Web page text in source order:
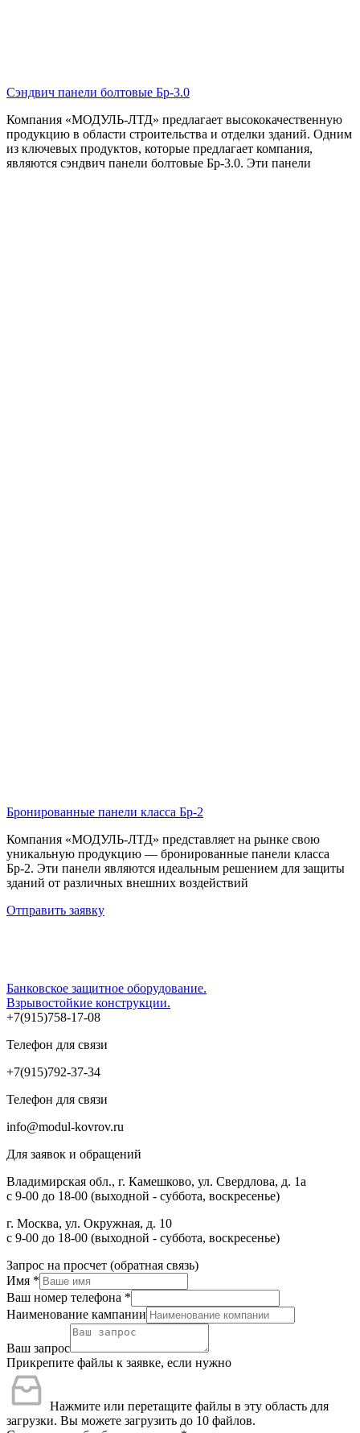
Сэндвич панели болтовые Бр-3.0
Компания «МОДУЛЬ-ЛТД» предлагает высококачественную
продукцию в области строительства и отделки зданий. Одним
из ключевых продуктов, которые предлагает компания,
являются сэндвич панели болтовые Бр-3.0. Эти панели
Бронированные панели класса Бр-2
Компания «МОДУЛЬ-ЛТД» представляет на рынке свою
уникальную продукцию — бронированные панели класса
Бр-2. Эти панели являются идеальным решением для защиты
зданий от различных внешних воздействий
Отправить заявку
Банковское защитное оборудование.
Взрывостойкие конструкции.
+7(915)758-17-08
Телефон для связи
+7(915)792-37-34
Телефон для связи
info@modul-kovrov.ru
Для заявок и обращений
Владимирская обл., г. Камешково, ул. Свердлова, д. 1а
с 9-00 до 18-00 (выходной - суббота, воскресенье)
г. Москва, ул. Окружная, д. 10
с 9-00 до 18-00 (выходной - суббота, воскресенье)
Запрос на просчет (обратная связь)
Имя *
Ваш номер телефона *
Наименование кампании
Ваш запрос
Прикрепите файлы к заявке, если нужно
Нажмите или перетащите файлы в эту область для
загрузки. Вы можете загрузить до 10 файлов.